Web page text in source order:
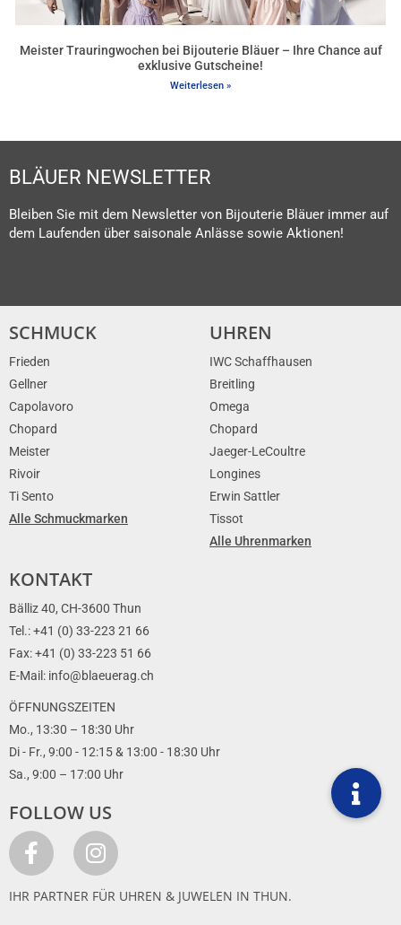
Meister Trauringwochen bei Bijouterie Bläuer – Ihre Chance auf
exklusive Gutscheine!
Weiterlesen »
BLÄUER NEWSLETTER
Bleiben Sie mit dem Newsletter von Bijouterie Bläuer immer auf
dem Laufenden über saisonale Anlässe sowie Aktionen!
SCHMUCK
Frieden
Gellner
Capolavoro
Chopard
Meister
Rivoir
Ti Sento
Alle Schmuckmarken
UHREN
IWC Schaffhausen
Breitling
Omega
Chopard
Jaeger-LeCoultre
Longines
Erwin Sattler
Tissot
Alle Uhrenmarken
KONTAKT
Bälliz 40, CH-3600 Thun
Tel.: +41 (0) 33-223 21 66
Fax: +41 (0) 33-223 51 66
E-Mail: info@blaeuerag.ch
ÖFFNUNGSZEITEN
Mo., 13:30 – 18:30 Uhr
Di - Fr., 9:00 - 12:15 & 13:00 - 18:30 Uhr
Sa., 9:00 – 17:00 Uhr
FOLLOW US
IHR PARTNER FÜR UHREN & JUWELEN IN THUN.